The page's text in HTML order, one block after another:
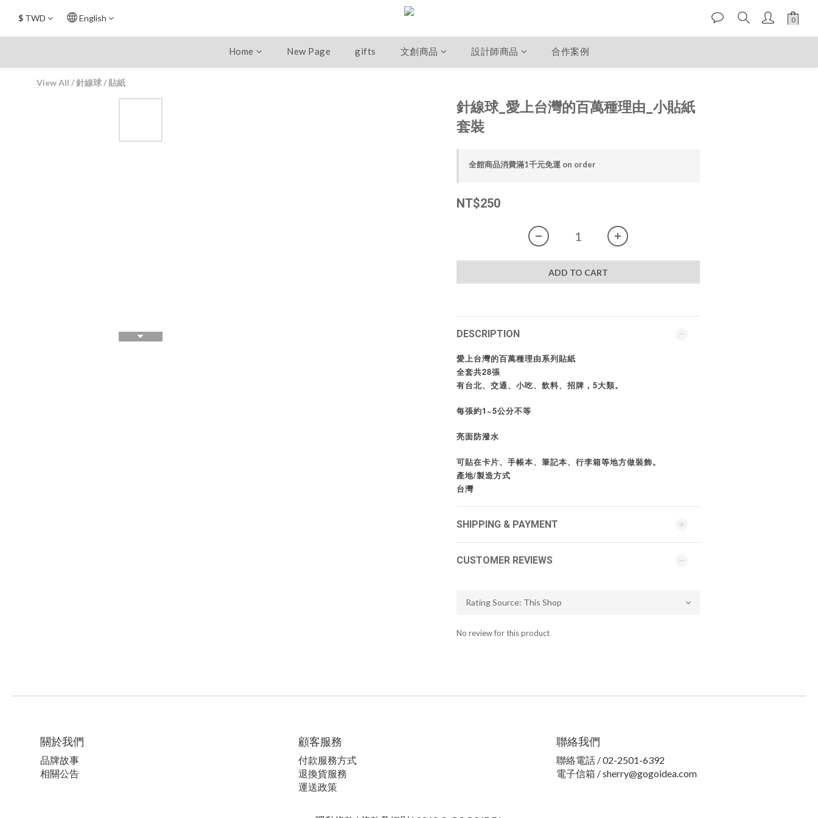
$ TWD English
Home New Page gifts 文創商品 設計師商品 合作案例
View All /針線球/貼紙
針線球_愛上台灣的百萬種理由_小貼紙
套裝
全館商品消費滿1千元免運 on order
NT$250
ADD TO CART
DESCRIPTION
愛上台灣的百萬種理由系列貼紙
全套共28張
有台北、交通、小吃、飲料、招牌，5大類。
每張約1~5公分不等
亮面防潑水
可貼在卡片、手帳本、筆記本、行李箱等地方做裝飾。
產地/製造方式
台灣
SHIPPING & PAYMENT
CUSTOMER REVIEWS
No review for this product
關於我們
品牌故事
相關公告
顧客服務
付款服務方式
退換貨服務
運送政策
聯絡我們
聯絡電話 / 02-2501-6392
電子信箱 / sherry@gogoidea.com